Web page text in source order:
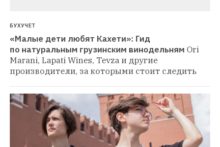
БУХУЧЕТ
«Малые дети любят Кахети»: Гид
по натуральным грузинским винодельням Ori
Marani, Lapati Wines, Tevza и другие
производители, за которыми стоит следить